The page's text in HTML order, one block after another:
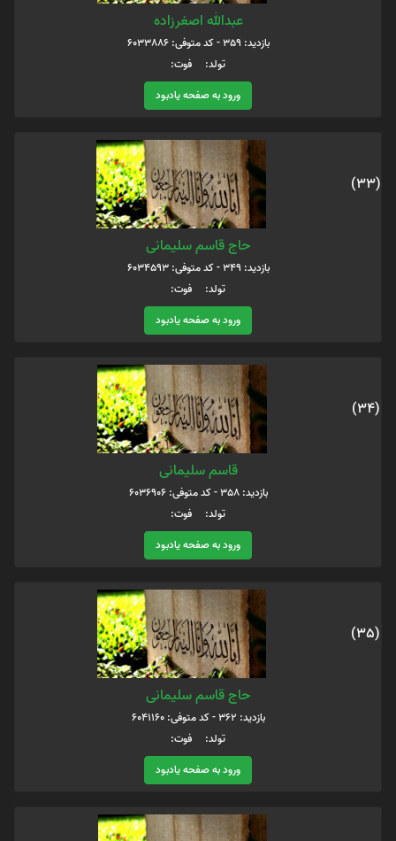
عبدالله اصغرزاده
بازدید: 359 - کد متوفی: 6033886
تولد: فوت:
ورود به صفحه یادبود
(33)
حاج قاسم سلیمانی
بازدید: 349 - کد متوفی: 6034593
تولد: فوت:
ورود به صفحه یادبود
(34)
قاسم سلیمانی
بازدید: 358 - کد متوفی: 6036906
تولد: فوت:
ورود به صفحه یادبود
(35)
حاج قاسم سلیمانی
بازدید: 362 - کد متوفی: 6041160
تولد: فوت:
ورود به صفحه یادبود